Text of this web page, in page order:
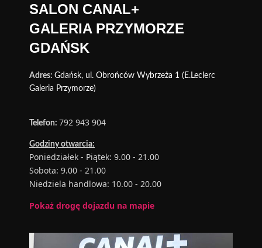
SALON CANAL+
GALERIA PRZYMORZE
GDAŃSK
Adres: Gdańsk, ul. Obrońców Wybrzeża 1 (E.Leclerc
Galeria Przymorze)
Telefon: 792 943 904
Godziny otwarcia:
Poniedziałek - Piątek: 9.00 - 21.00
Sobota: 9.00 - 21.00
Niedziela handlowa: 10.00 - 20.00
Pokaż drogę dojazdu na mapie